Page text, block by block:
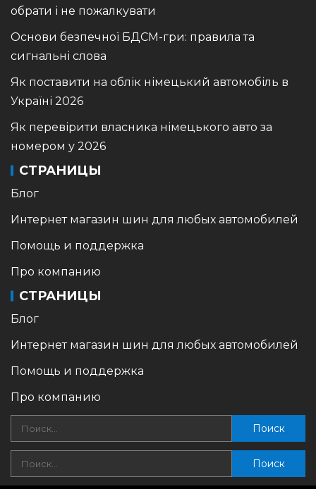
обрати і не пожалкувати
Основи безпечної БДСМ-гри: правила та
сигнальні слова
Як поставити на облік німецький автомобіль в
Україні 2026
Як перевірити власника німецького авто за
номером у 2026
СТРАНИЦЫ
Блог
Интернет магазин шин для любых автомобилей
Помощь и поддержка
Про компанию
СТРАНИЦЫ
Блог
Интернет магазин шин для любых автомобилей
Помощь и поддержка
Про компанию